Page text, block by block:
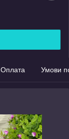
Оплата Умови